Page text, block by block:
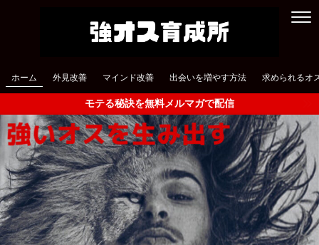
ホーム 外見改善 マインド改善 出会いを増やす方法 求められるオ
モテる秘訣を無料メルマガで配信